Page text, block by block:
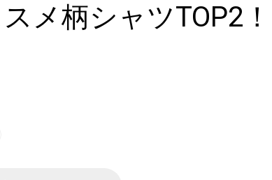
メ柄シャツTOP2！